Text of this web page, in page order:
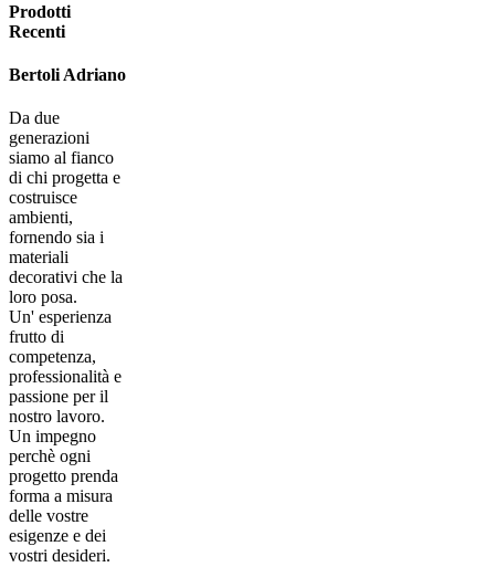
Prodotti
Recenti
Bertoli Adriano
Da due
generazioni
siamo al fianco
di chi progetta e
costruisce
ambienti,
fornendo sia i
materiali
decorativi che la
loro posa.
Un' esperienza
frutto di
competenza,
professionalità e
passione per il
nostro lavoro.
Un impegno
perchè ogni
progetto prenda
forma a misura
delle vostre
esigenze e dei
vostri desideri.